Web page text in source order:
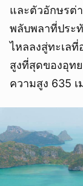
และตัวอักษรต่
พลับพลาที่ประ
ไหลลงสู่ทะเลที่
สูงที่สุดของอุท
ความสูง 635 เ